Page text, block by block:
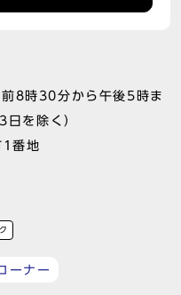
8時30分から午後5時ま
を除く）
番地
ーナー